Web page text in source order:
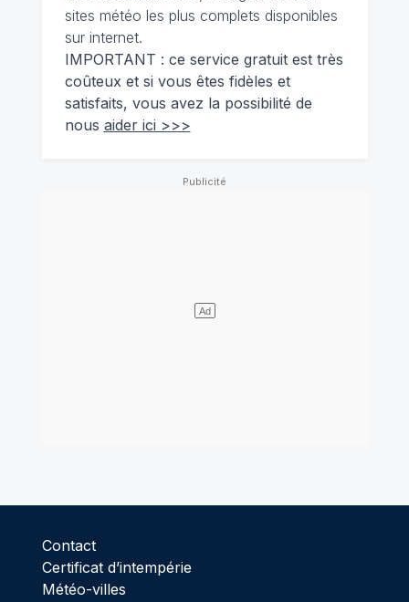
sites météo les plus complets disponibles
sur internet.
IMPORTANT : ce service gratuit est très
coûteux et si vous êtes fidèles et
satisfaits, vous avez la possibilité de
nous aider ici >>>
Contact
Certificat d’intempérie
Météo-villes